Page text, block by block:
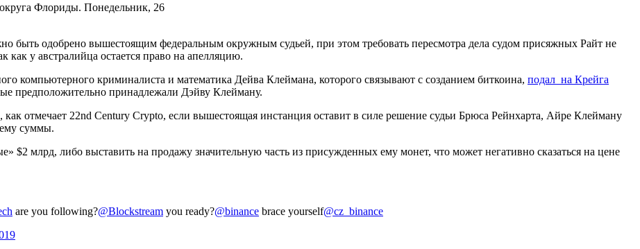
Флориды. Понедельник, 26
быть одобрено вышестоящим федеральным окружным судьей, при этом требовать пересмотра дела судом присяжных Райт не
как у австралийца остается право на апелляцию.
компьютерного криминалиста и математика Дейва Клеймана, которого связывают с созданием биткоина, подал на Крейга
предположительно принадлежали Дэйву Клейману.
отмечает 22nd Century Crypto, если вышестоящая инстанция оставит в силе решение судьи Брюса Рейнхарта, Айре Клейману
суммы.
$2 млрд, либо выставить на продажу значительную часть из присужденных ему монет, что может негативно сказаться на цене
are you following?@Blockstream you ready?@binance brace yourself@cz_binance